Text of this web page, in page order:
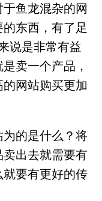
鱼龙混杂的网
东西，有了足
说是非常有益
卖一个产品，
网站购买更加
的是什么？将
出去就需要有
要有更好的传